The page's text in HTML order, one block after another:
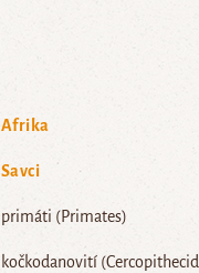
Afrika
Savci
primáti (Primates)
kočkodanovití